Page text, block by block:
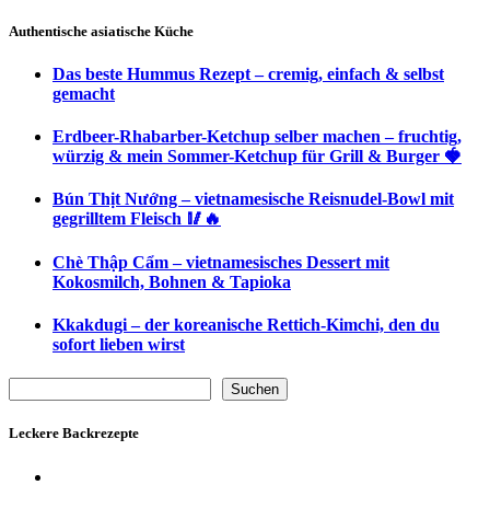
Authentische asiatische Küche
Das beste Hummus Rezept – cremig, einfach & selbst
gemacht
Erdbeer-Rhabarber-Ketchup selber machen – fruchtig,
würzig & mein Sommer-Ketchup für Grill & Burger 🍓
Bún Thịt Nướng – vietnamesische Reisnudel-Bowl mit
gegrilltem Fleisch 🥢🔥
Chè Thập Cẩm – vietnamesisches Dessert mit
Kokosmilch, Bohnen & Tapioka
Kkakdugi – der koreanische Rettich-Kimchi, den du
sofort lieben wirst
Suchen
Leckere Backrezepte